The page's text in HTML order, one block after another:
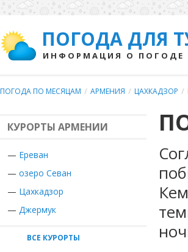
ПОГОДА ДЛЯ
ИНФОРМАЦИЯ О ПОГОДЕ
ПОГОДА ПО МЕСЯЦАМ / АРМЕНИЯ / ЦАХКАДЗОР /
КУРОРТЫ АРМЕНИИ
— Ереван
— озеро Севан
— Цахкадзор
— Джермук
ВСЕ КУРОРТЫ